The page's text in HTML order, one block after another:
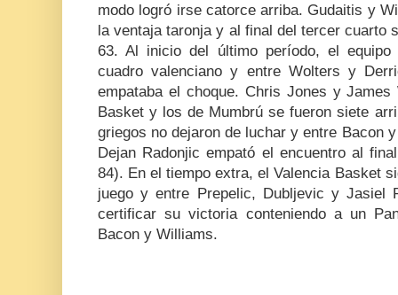
modo logró irse catorce arriba. Gudaitis y
la ventaja taronja y al final del tercer cuarto
63. Al inicio del último período, el
cuadro valenciano y entre Wolters y
empataba el choque. Chris Jones y
Basket y los de Mumbrú se fueron siete
griegos no dejaron de luchar y entre Bacon
Dejan Radonjic empató el encuentro al
84). En el tiempo extra, el Valencia Basket
juego y entre Prepelic, Dubljevic y Jasiel
certificar su victoria conteniendo a un
Bacon y Williams.